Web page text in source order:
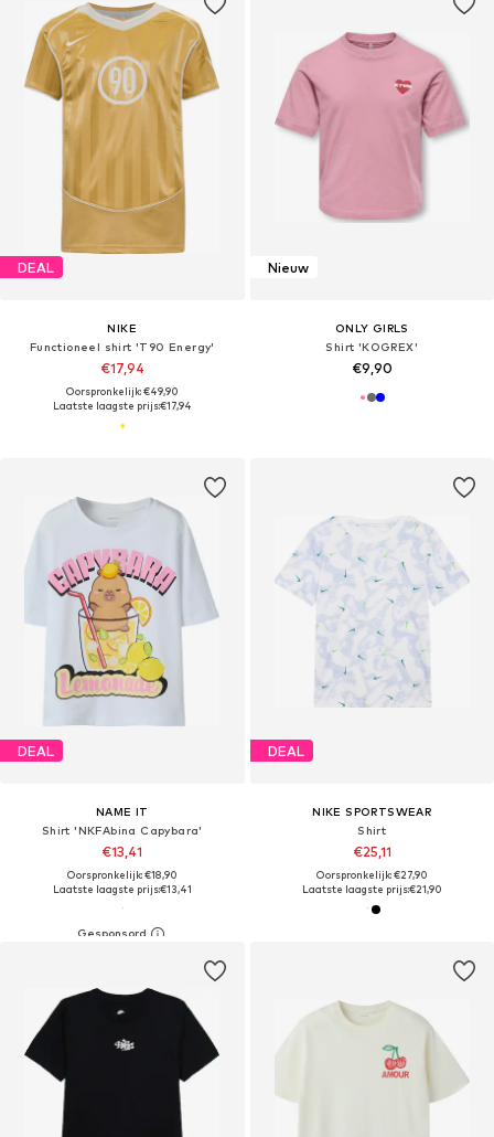
DEAL
NIKE
Functioneel shirt 'T90 Energy'
€17,94
Oorspronkelijk: €49,90
Laatste laagste prijs:€17,94
Nieuw
ONLY GIRLS
Shirt 'KOGREX'
€9,90
DEAL
NAME IT
Shirt 'NKFAbina Capybara'
€13,41
Oorspronkelijk: €18,90
Laatste laagste prijs:€13,41
DEAL
NIKE SPORTSWEAR
Shirt
€25,11
Oorspronkelijk: €27,90
Laatste laagste prijs:€21,90